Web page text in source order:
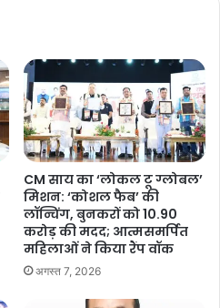
पर श्रद्धांजलि सभा, समीक्षा बैठक और
होंगे।
Tiwari
CM साय का ‘लोकल टू ग्लोबल’
मिशन: ‘कोशल फैब’ की
लॉन्चिंग, बुनकरों को 10.90
करोड़ की मदद; आत्मसमर्पित
महिलाओं ने किया रैंप वॉक
अगस्त 7, 2026